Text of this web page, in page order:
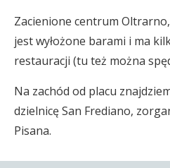
Zacienione centrum
jest wyłożone barami i ma
restauracji (tu też można
Na zachód od placu
dzielnicę San Frediano,
Pisana.